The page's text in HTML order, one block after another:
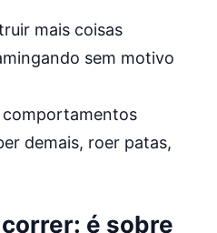
mais coisas
sem motivo
demais, roer patas,
é sobre